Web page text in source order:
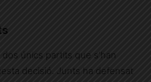
únics partits que s’han
decisió. Junts ha defensat